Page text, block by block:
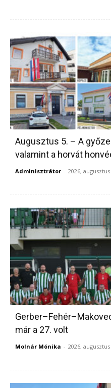
Augusztus 5. – A
valamint a horvát
Adminisztrátor - 2026, augusztus
már a 27. volt
Molnár Mónika - 2026, augusztus